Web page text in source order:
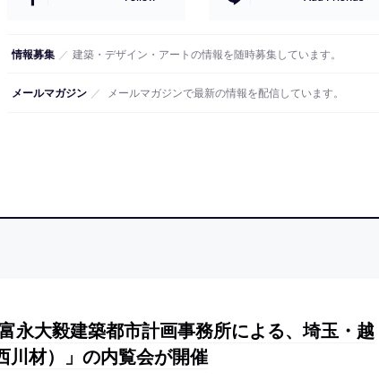
情報募集 ／ 建築・デザイン・アートの情報を随時募集しています。
メールマガジン ／ メールマガジンで最新の情報を配信しています。
永大毅建築都市計画事務所による、埼玉・越
川材）」の内覧会が開催